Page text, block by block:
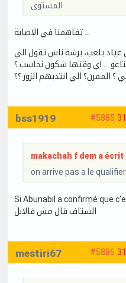
المستوى
تفاهمنا في الاصابة …
عياد يلعب، برشة ناس تقول الي
… اي وقتها شكون نحاسب ؟
؟ الممرن؟ الي انتدبهم الزوز ؟؟
#5885
bss1919
makachah f dem a écrit
on arrive pas a le qualifier
Si Abunabil a confirmé que
الستاف قال مش فالابل
#5886
mestiri67